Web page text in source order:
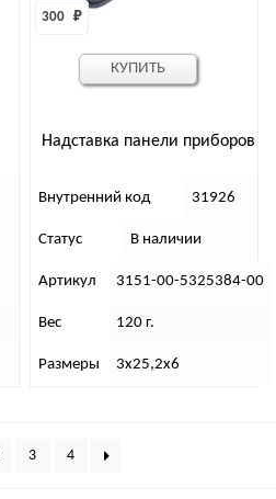
Надставка панели приборов
300 ₽
Внутренний код 31926
Статус В наличии
Артикул 3151-00-5325384-00
Вес 120 г.
Размеры 3х25,2х6
КУПИТЬ
3 4